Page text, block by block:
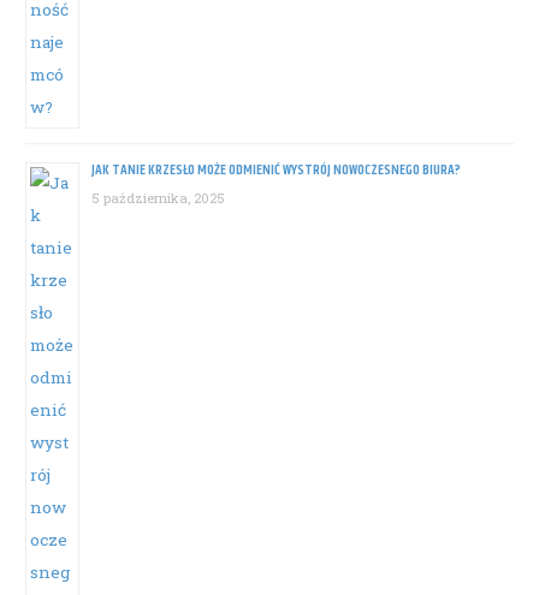
JAK TANIE KRZESŁO MOŻE ODMIENIĆ WYSTRÓJ NOWOCZESNEGO BIURA?
5 października, 2025